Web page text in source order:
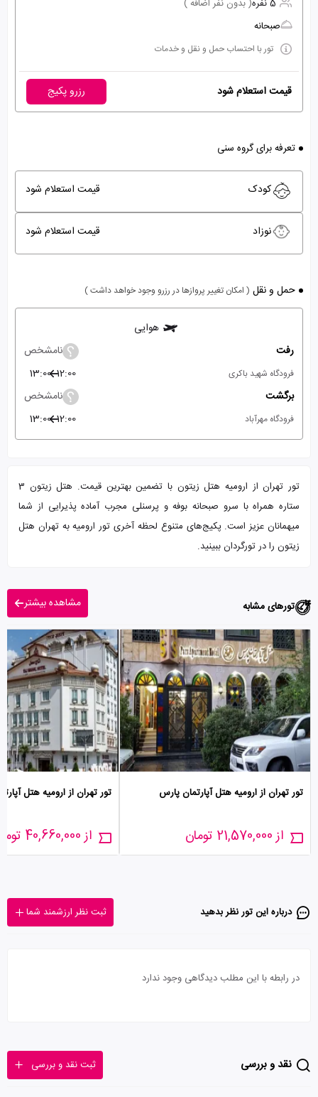
5 نفره
( بدون نفر اضافه )
صبحانه
تور با احتساب حمل و نقل و خدمات
قیمت استعلام شود رزرو پکیج
تعرفه برای گروه سنی
کودک قیمت استعلام شود
نوزاد قیمت استعلام شود
حمل و نقل ( امکان تغییر پروازها در رزرو وجود خواهد داشت )
هوایی
رفت
نامشخص
فرودگاه شهید باکری 12:00
13:00
برگشت
نامشخص
فرودگاه مهرآباد 12:00
13:00
تور تهران از ارومیه هتل زیتون با تضمین بهترین قیمت. هتل زیتون 3
ستاره همراه با سرو صبحانه بوفه و پرسنلی مجرب آماده پذیرایی از شما
میهمانان عزیز است. پکیج‌های متنوع لحظه آخری تور ارومیه به تهران هتل
زیتون را در تورگردان ببینید.
تورهای مشابه مشاهده بیشتر
تور تهران از ارومیه هتل آپارتمان پارس
از 21,570,000 تومان
تور تهران از ارومیه هتل
از 40,660,000 تومان
درباره این تور‌ نظر بدهید ثبت نظر ارزشمند شما
در رابطه با این مطلب دیدگاهی وجود ندارد
نقد و بررسی ثبت نقد و بررسی